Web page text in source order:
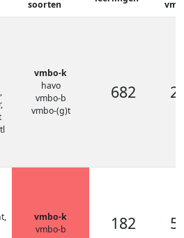
soorten
vmbo-k
havo
vmbo-b
vmbo-(g)t
682
vmbo-k
vmbo-b
182